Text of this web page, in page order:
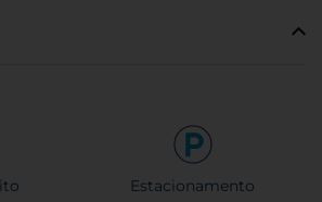
Estacionamento